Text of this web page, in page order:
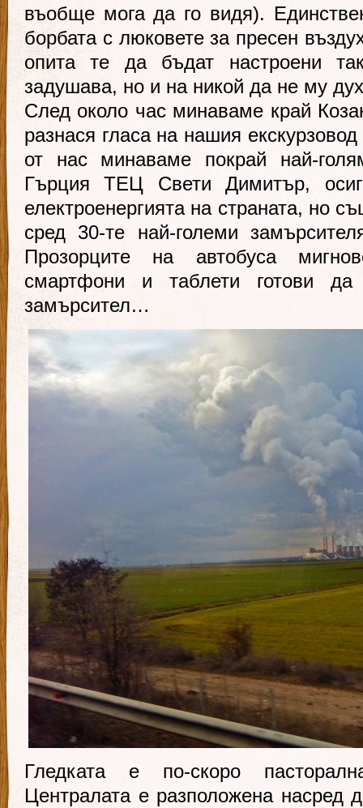
въобще мога да го видя).
борбата с люковете за пресен
опита те да бъдат настроени
задушава, но и на никой да не му
След около час минаваме край
разнася гласа на нашия
от нас минаваме покрай най-
Гърция ТЕЦ Свети Димитър,
електроенергията на страната, но
сред 30-те най-големи
Прозорците на автобуса
смартфони и таблети готови да
замърсител…
Гледката е по-скоро
Централата е разположена насред